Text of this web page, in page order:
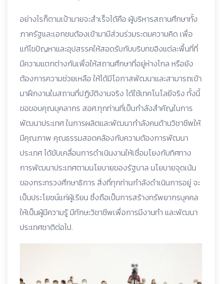
อย่างไรก็ตามเป้ามายจะสำเร็จได้คือ ผู้บริหารสถานศึกษาทั้ง
ภาครัฐและเอกชนต้องเข้ามามีส่วนร่วมระดมความคิด เพื่อ
แก้ไขปัญหาและอุปสรรคให้สอดรับกับบริบทขอิงแต่ละพื้นที่ที่
มีความแตกต่างกันเพื่อให้สถานศึกษาที่อยู่ห่างไกล หรือยัง
ต้องการความช่วยเหลือ ให้ได้มีโอกาสพัฒนาและสามารถเข้า
มาฝึกงานในสถานที่ปฏิบัติงานจริง ได้ใช้เทคโนโลยีจริง ทั้งนี้
ขอขอบคุณบุคลากร สอศ.ทุกท่านที่เป็นกำลังสำคัญในการ
พัฒนาประเทศ ในการผลิตและพัฒนากําลังคนด้านวิชาชีพให้
มีคุณภาพ คุณธรรมสอดคล้องกับความต้องการพัฒนา
ประเทศ ได้ขับเคลื่อนการดําเนินงานให้เชื่อมโยงกับทิศทาง
การพัฒนาประเทศตามนโยบายของรัฐบาล นโยบายจุดเน้น
ของกระทรวงศึกษาธิการ สิ่งที่ทุกท่านกําลังดําเนินการอยู่ จะ
เป็นประโยชน์แก่ผู้เรียน ซึ่งถือเป็นการสร้างทรัพยากรบุคคล
ให้เป็นผู้มีความรู้ มีทักษะวิชาชีพเพื่อการมีงานทำ และพัฒนา
ประเทศชาติต่อไป.